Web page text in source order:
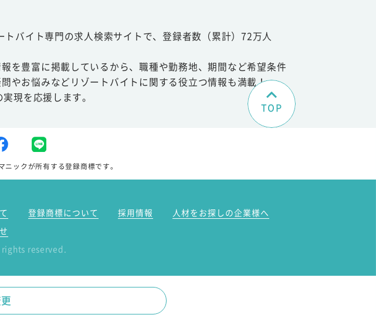
バイト専門の求人検索サイトで、登録者数（累計）72万人
を豊富に掲載しているから、職種や勤務地、期間など希望条件
やお悩みなどリゾートバイトに関する役立つ情報も満載！
現を応援します。
TOP
ックが所有する登録商標です。
登録商標について 採用情報
人材をお探しの企業様へ
reserved.